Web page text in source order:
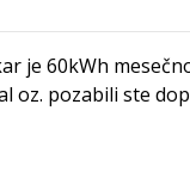
je 60kWh
oz. pozabili ste